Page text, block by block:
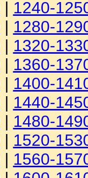
| 1240-
| 1280-
| 1320-
| 1360-
| 1400-
| 1440-
| 1480-
| 1520-
| 1560-